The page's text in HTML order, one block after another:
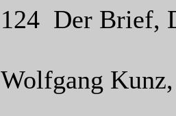
124 Der Brief,
Wolfgang